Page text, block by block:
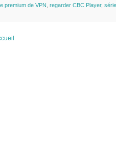
premium de VPN regarder CBC Player,